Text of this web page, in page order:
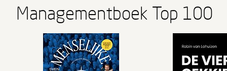
Managementboek Top 100